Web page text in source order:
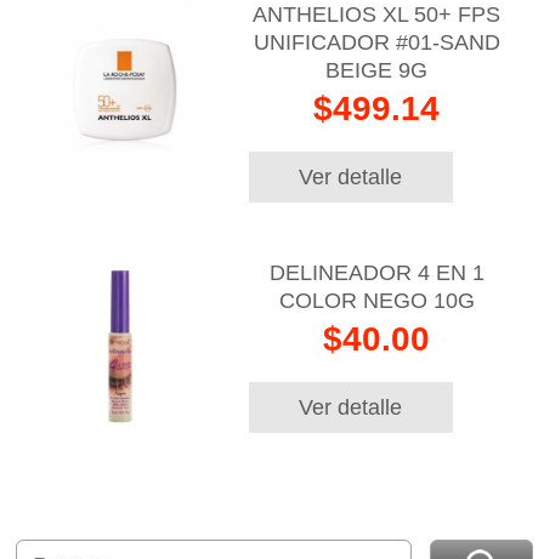
ANTHELIOS XL 50+ FPS
UNIFICADOR #01-SAND
BEIGE 9G
$499.14
Ver detalle
DELINEADOR 4 EN 1
COLOR NEGO 10G
$40.00
Ver detalle